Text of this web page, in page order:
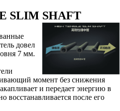
SLIM SHAFT
довел
7 мм.
момент без снижения
и передает энергию в
восстанавливается после его